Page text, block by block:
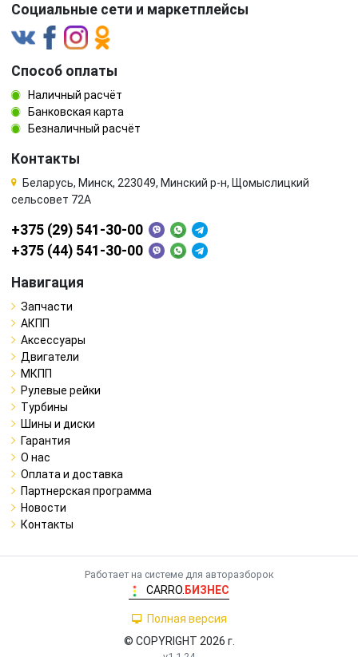
Социальные сети и маркетплейсы
Способ оплаты
Наличный расчёт
Банковская карта
Безналичный расчёт
Контакты
Беларусь, Минск, 223049, Минский р-н, Щомыслицкий
сельсовет 72А
+375 (29) 541-30-00
+375 (44) 541-30-00
Навигация
Запчасти
АКПП
Аксессуары
Двигатели
МКПП
Рулевые рейки
Турбины
Шины и диски
Гарантия
О нас
Оплата и доставка
Партнерская программа
Новости
Контакты
Работает на системе для авторазборок
CARRO. БИЗНЕС
Полная версия
© COPYRIGHT 2026 г.